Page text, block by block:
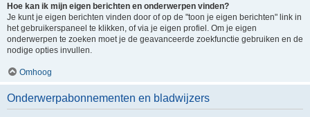
Hoe kan ik mijn eigen berichten en onderwerpen vinden?
Je kunt je eigen berichten vinden door of op de "toon je eigen berichten" link in
het gebruikerspaneel te klikken, of via je eigen profiel. Om je eigen
onderwerpen te zoeken moet je de geavanceerde zoekfunctie gebruiken en de
nodige opties invullen.
Omhoog
Onderwerpabonnementen en bladwijzers